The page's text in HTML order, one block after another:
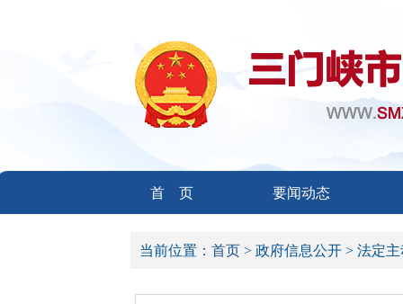
首 页 要闻动态
当前位置： 首页 > 政府信息公开 > 法定